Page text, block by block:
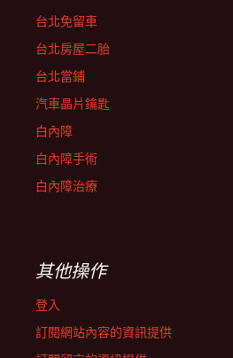
台北免留車
台北房屋二胎
台北當鋪
汽車晶片鑰匙
白內障
白內障手術
白內障治療
其他操作
登入
訂閱網站內容的資訊提供